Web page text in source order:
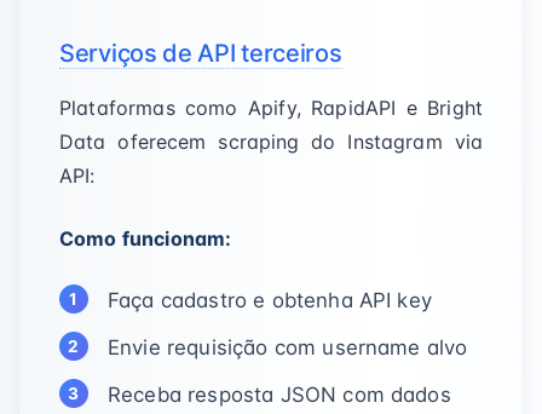
Serviços de API terceiros
Plataformas como Apify, RapidAPI e Bright
Data oferecem scraping do Instagram via
API:
Como funcionam:
Faça cadastro e obtenha API key
Envie requisição com username alvo
Receba resposta JSON com dados